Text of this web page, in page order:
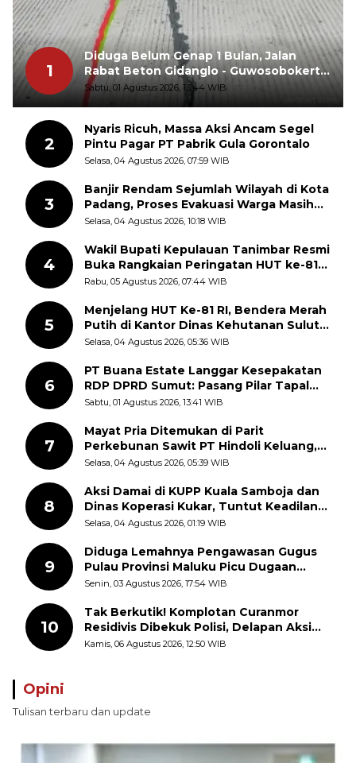
1
Diduga Belum Genap 1 Bulan, Jalan
Rabat Beton Gidanglo - Guwosobokerto
Sudah Pecah
Sabtu, 01 Agustus 2026, 13:44 WIB
2
Nyaris Ricuh, Massa Aksi Ancam Segel
Pintu Pagar PT Pabrik Gula Gorontalo
Selasa, 04 Agustus 2026, 07:59 WIB
3
Banjir Rendam Sejumlah Wilayah di Kota
Padang, Proses Evakuasi Warga Masih
Berlangsung
Selasa, 04 Agustus 2026, 10:18 WIB
4
Wakil Bupati Kepulauan Tanimbar Resmi
Buka Rangkaian Peringatan HUT ke-81
Kemerdekaan RI, ASN Diajak Perkuat
Rabu, 05 Agustus 2026, 07:44 WIB
5
Menjelang HUT Ke-81 RI, Bendera Merah
Putih di Kantor Dinas Kehutanan Sulut
Disorot Warga
Selasa, 04 Agustus 2026, 05:36 WIB
6
PT Buana Estate Langgar Kesepakatan
RDP DPRD Sumut: Pasang Pilar Tapal
Batas Sepihak Tanpa Libatkan
Sabtu, 01 Agustus 2026, 13:41 WIB
7
Mayat Pria Ditemukan di Parit
Perkebunan Sawit PT Hindoli Keluang,
Polisi Selidiki Penyebab Kematian
Selasa, 04 Agustus 2026, 05:39 WIB
8
Aksi Damai di KUPP Kuala Samboja dan
Dinas Koperasi Kukar, Tuntut Keadilan
dan Kesempatan Kerja yang Adil
Selasa, 04 Agustus 2026, 01:19 WIB
9
Diduga Lemahnya Pengawasan Gugus
Pulau Provinsi Maluku Picu Dugaan
Pungli terhadap Nelayan Bale-Bale di
Senin, 03 Agustus 2026, 17:54 WIB
10
Tak Berkutik! Komplotan Curanmor
Residivis Dibekuk Polisi, Delapan Aksi
Curanmor Di Candipuro Terungkap
Kamis, 06 Agustus 2026, 12:50 WIB
Opini
Tulisan terbaru dan update